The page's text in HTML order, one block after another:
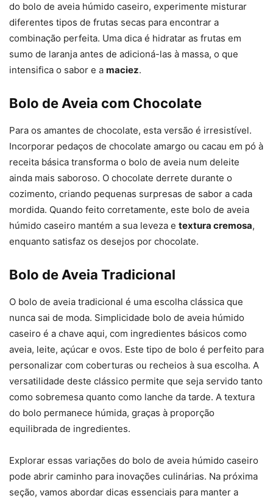
do bolo de aveia húmido caseiro, experimente misturar
diferentes tipos de frutas secas para encontrar a
combinação perfeita. Uma dica é hidratar as frutas em
sumo de laranja antes de adicioná-las à massa, o que
intensifica o sabor e a maciez.
Bolo de Aveia com Chocolate
Para os amantes de chocolate, esta versão é irresistível.
Incorporar pedaços de chocolate amargo ou cacau em pó à
receita básica transforma o bolo de aveia num deleite
ainda mais saboroso. O chocolate derrete durante o
cozimento, criando pequenas surpresas de sabor a cada
mordida. Quando feito corretamente, este bolo de aveia
húmido caseiro mantém a sua leveza e textura cremosa,
enquanto satisfaz os desejos por chocolate.
Bolo de Aveia Tradicional
O bolo de aveia tradicional é uma escolha clássica que
nunca sai de moda. Simplicidade bolo de aveia húmido
caseiro é a chave aqui, com ingredientes básicos como
aveia, leite, açúcar e ovos. Este tipo de bolo é perfeito para
personalizar com coberturas ou recheios à sua escolha. A
versatilidade deste clássico permite que seja servido tanto
como sobremesa quanto como lanche da tarde. A textura
do bolo permanece húmida, graças à proporção
equilibrada de ingredientes.
Explorar essas variações do bolo de aveia húmido caseiro
pode abrir caminho para inovações culinárias. Na próxima
seção, vamos abordar dicas essenciais para manter a